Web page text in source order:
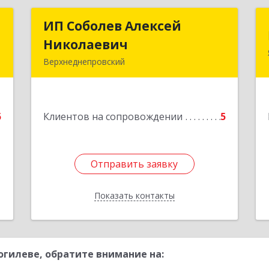
ИП Соболев Алексей
Николаевич
Верхнеднепровский
Клиентов на сопровождении 5
Отправить заявку
Показать контакты
ИП Соболев Алексей
Отправить заявку
Назад
обратите внимание на: